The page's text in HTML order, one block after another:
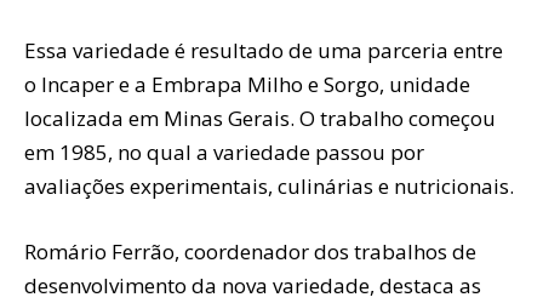
Essa variedade é resultado de uma parceria entre
o Incaper e a Embrapa Milho e Sorgo, unidade
localizada em Minas Gerais. O trabalho começou
em 1985, no qual a variedade passou por
avaliações experimentais, culinárias e nutricionais.
Romário Ferrão, coordenador dos trabalhos de
desenvolvimento da nova variedade, destaca as